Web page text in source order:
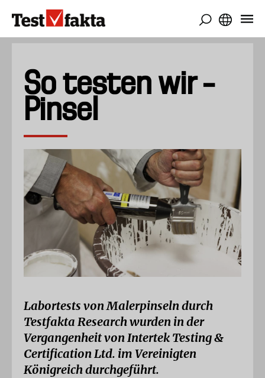
Inhalt
So testen wir –
Pinsel
Labortests von Malerpinseln durch
Testfakta Research wurden in der
Vergangenheit von Intertek Testing &
Certification Ltd. im Vereinigten
Königreich durchgeführt.